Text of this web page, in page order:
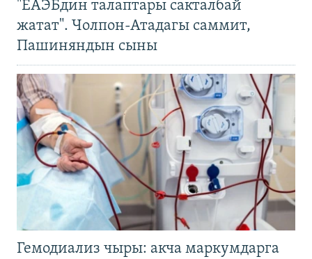
"ЕАЭБдин талаптары сакталбай
жатат". Чолпон-Атадагы саммит,
Пашиняндын сыны
Гемодиализ чыры: акча маркумдарга